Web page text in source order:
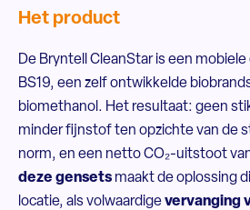
Het product
De Bryntell CleanStar is een
BS19, een zelf ontwikkelde
biomethanol. Het resultaat: geen
minder fijnstof ten opzichte van de
norm, en een netto CO₂-uitstoot
deze gensets maakt de oplossing
locatie, als volwaardigevervanging